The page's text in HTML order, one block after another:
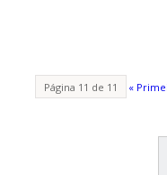
Página 11 de 11 «